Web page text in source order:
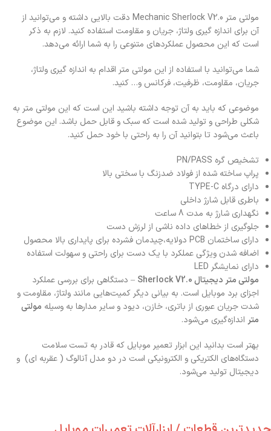
مولتی متر Mechanic Sherlock V2.0 دقت بالایی داشته و می‌توانید از
آن برای اندازه گیری ولتاژ، جریان و مقاومت استفاده کنید. لازم به ذکر
است که این محصول عملکردهای متنوعی را به شما ارائه می‌دهد.
شما می‌توانید با استفاده از این مولتی متر اقدام به اندازه گیری ولتاژ،
جریان، مقاومت، ظرفیت، فرکانس و… کنید.
موضوعی که باید به آن توجه داشته باشید این است که این مولتی متر به
شکلی طراحی و تولید شده است که سبک و قابل حمل باشد. این موضوع
باعث می‌شود تا بتوانید آن را به راحتی با خود حمل کنید.
تشخیص گره PN/PASS
پراپ ساخته شده از فولاد ضدزنگ با سختی بالا
دارای درگاه TYPE-C
باطری قابل شارژ داخلی
نگهداری شارژ به مدت 8 ساعت
جلوگیری از خطاهای داده ناشی از لرزش دست
دارای ساختمان PCB دولایه،چیدمان فشرده برای پایداری بالا محصول
اضافه شدن ویژگی عملکرد با یک دست برای راحتی و سهولت استفاده
دارای نمایشگر LED
مولتی متر دیجیتال Sherlock V2.0
– دستگاهی برای بررسی عملکرد
اجزای برد موبایل است. به بیانی دیگر کمیت‌هایی مانند ولتاژ، مقاومت و
شدت جریان عبوری از باتری، خازن، دیود و سایر مدارها به وسیله مولتی
متر اندازه‌گیری می‌شود.
بهتر است بدانید این ابزار تعمیر موبایل که قادر به تست سلامت
دستگاه‌های الکتریکی و الکترونیکی است در دو مدل آنالوگ ( عقربه ای) و
دیجیتال تولید می‌شود.